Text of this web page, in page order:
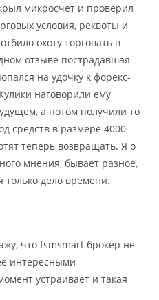
микросчет и проверил
условия, реквоты и
охоту торговать в
отзыве пострадавшая
на удочку к форекс-
наговорили ему
а потом получили то
средств в размере 4000
теперь возвращать. Я о
мнения, бывает разное,
только дело времени.
что fsmsmart брокер не
интересными
устраивает и такая